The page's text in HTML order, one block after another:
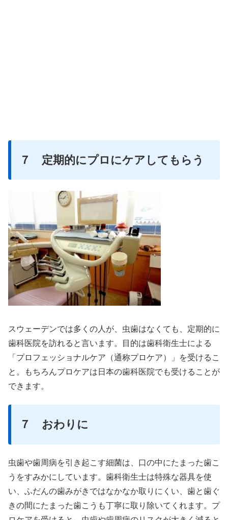
７ 定期的にプロにケアしてもらう
スウェーデンでは多くの人が、虫歯はなくても、定期的に
歯科医院を訪れると言います。目的は歯科衛生士による
「プロフェッショナルケア（通称プロケア）」を受けるこ
と。もちろんプロケアは日本の歯科医院でも受けることが
できます。
７ おわりに
虫歯や歯周病を引き起こす細菌は、口の中にたまった歯こ
うをすみかにしています。歯科衛生士は特殊な器具を使
い、ふだんの歯みがきではなかなか取りにくい、歯と歯ぐ
きの間にたまった歯こうも丁寧に取り除いてくれます。プ